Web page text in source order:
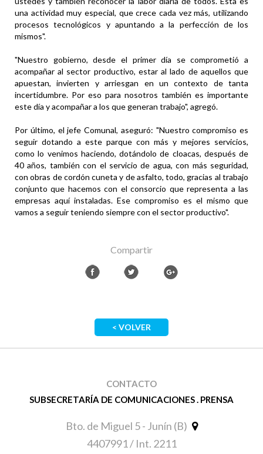
una actividad muy especial, que crece cada vez más, utilizando
procesos tecnológicos y apuntando a la perfección de los
mismos".
"Nuestro gobierno, desde el primer día se comprometió a
acompañar al sector productivo, estar al lado de aquellos que
apuestan, invierten y arriesgan en un contexto de tanta
incertidumbre. Por eso para nosotros también es importante
este día y acompañar a los que generan trabajo", agregó.
Por último, el jefe Comunal, aseguró: "Nuestro compromiso es
seguir dotando a este parque con más y mejores servicios,
como lo venimos haciendo, dotándolo de cloacas, después de
40 años, también con el servicio de agua, con más seguridad,
con obras de cordón cuneta y de asfalto, todo, gracias al trabajo
conjunto que hacemos con el consorcio que representa a las
empresas aquí instaladas. Ese compromiso es el mismo que
vamos a seguir teniendo siempre con el sector productivo".
Compartir
< VOLVER
CONTACTO
SUBSECRETARÍA DE COMUNICACIONES . PRENSA
Bto. de Miguel 5 - Junín (B)
4407991 / Int. 2211